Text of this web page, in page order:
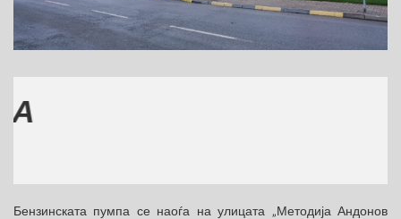
Бензинската пумпа се наоѓа на улицата „Методија Андонов